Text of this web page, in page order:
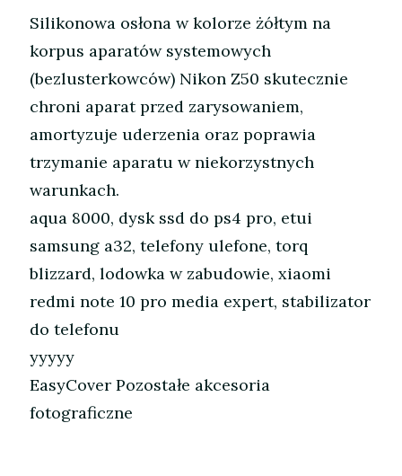
Silikonowa osłona w kolorze żółtym na
korpus aparatów systemowych
(bezlusterkowców) Nikon Z50 skutecznie
chroni aparat przed zarysowaniem,
amortyzuje uderzenia oraz poprawia
trzymanie aparatu w niekorzystnych
warunkach.
aqua 8000, dysk ssd do ps4 pro, etui
samsung a32, telefony ulefone, torq
blizzard, lodowka w zabudowie, xiaomi
redmi note 10 pro media expert, stabilizator
do telefonu
yyyyy
EasyCover Pozostałe akcesoria
fotograficzne